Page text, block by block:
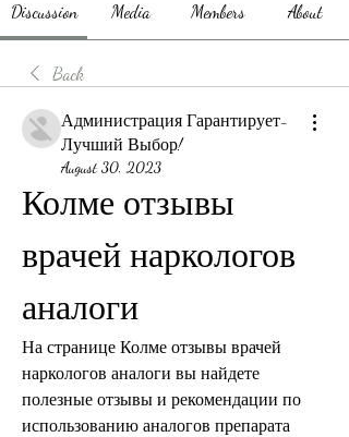
Discussion Media Members About
Back
Администрация Гарантирует-
Лучший Выбор!
August 30, 2023
Колме отзывы
врачей наркологов
аналоги
На странице Колме отзывы врачей
наркологов аналоги вы найдете
полезные отзывы и рекомендации по
использованию аналогов препарата